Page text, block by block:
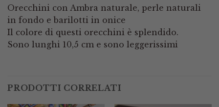
Orecchini con Ambra naturale, perle naturali
in fondo e barilotti in onice
Il colore di questi orecchini è splendido.
Sono lunghi 10,5 cm e sono leggerissimi
PRODOTTI CORRELATI